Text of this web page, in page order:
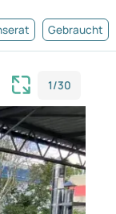
Gebraucht
1/30